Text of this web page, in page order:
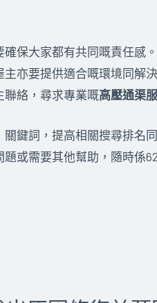
確保大家都有共同嘅責任感
亦要提供適合嘅環境同解
聯絡，尋求專業嘅高壓通渠
關鍵詞，提高相關搜尋排名
或需要其他幫助，隨時係